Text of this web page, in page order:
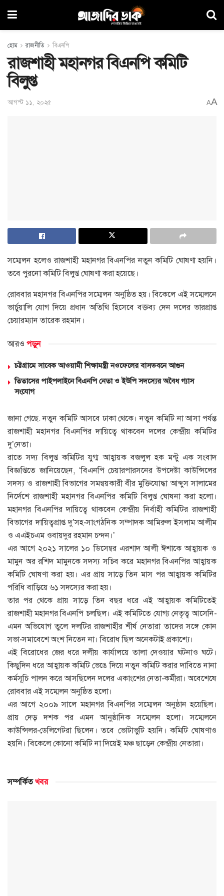
হোম রাজনীতি বিএনপি
রাজশাহী মহানগর বিএনপি কমিটি
বিলুপ্ত
আগস্ট ১১, ২০২৫ AA
সম্মেলন হলেও রাজশাহী মহানগর বিএনপির নতুন কমিটি ঘোষণা হয়নি।
তবে পুরনো কমিটি বিলুপ্ত ঘোষণা করা হয়েছে।
রোববার মহানগর বিএনপির সম্মেলন অনুষ্ঠিত হয়। বিকেলে এই সম্মেলনে
ভার্চুয়ালি যোগ দিয়ে প্রধান অতিথি হিসেবে বক্তব্য দেন দলের ভারপ্রাপ্ত
চেয়ারম্যান তারেক রহমান।
আরও পড়ুন
চট্টগ্রামে সাবেক আওয়ামী শিক্ষামন্ত্রী নওফেলের বাসভবনে আগুন
তিতাসের পাইপলাইনে বিএনপি নেতা ও ইউপি সদস্যের অবৈধ গ্যাস
সংযোগ
জানা গেছে. নতুন কমিটি আসবে ঢাকা থেকে। নতুন কমিটি না আসা পর্যন্ত
রাজশাহী মহানগর বিএনপির দায়িত্বে থাকবেন দলের কেন্দ্রীয় কমিটির
দু’নেতা।
রাতে সদ্য বিলুপ্ত কমিটির যুগ্ম আহ্বায়ক বজলুল হক মন্টু এক সংবাদ
বিজ্ঞপ্তিতে জানিয়েছেন, ‘বিএনপি চেয়ারপারসনের উপদেষ্টা কাউন্সিলের
সদস্য ও রাজশাহী বিভাগের সমন্বয়কারী বীর মুক্তিযোদ্ধা আব্দুস সালামের
নির্দেশে রাজশাহী মহানগর বিএনপির কমিটি বিলুপ্ত ঘোষনা করা হলো।
মহানগর বিএনপির দায়িত্বে থাকবেন কেন্দ্রীয় নির্বাহী কমিটির রাজশাহী
বিভাগের দায়িত্বপ্রাপ্ত দু’সহ-সাংগঠনিক সম্পাদক আমিরুল ইসলাম আলীম
ও এএইচএম ওবায়দুর রহমান চন্দন।’
এর আগে ২০২১ সালের ১০ ডিসেম্বর এরশাদ আলী ঈশাকে আহ্বায়ক ও
মামুন অর রশিদ মামুনকে সদস্য সচিব করে মহানগর বিএনপির আহ্বায়ক
কমিটি ঘোষণা করা হয়। এর প্রায় সাড়ে তিন মাস পর আহ্বায়ক কমিটির
পরিধি বাড়িয়ে ৬১ সদস্যের করা হয়।
তার পর থেকে প্রায় সাড়ে তিন বছর ধরে এই আহ্বায়ক কমিটিতেই
রাজশাহী মহানগর বিএনপি চলছিল। এই কমিটিতে যোগ্য নেতৃত্ব আসেনি-
এমন অভিযোগ তুলে দলটির রাজশাহীর শীর্ষ নেতারা তাদের সঙ্গে কোন
সভা-সমাবেশে অংশ নিতেন না। বিরোধ ছিল অনেকটাই প্রকাশ্যে।
এই বিরোধের জের ধরে দলীয় কার্যালয়ে তালা দেওয়ার ঘটনাও ঘটে।
কিছুদিন ধরে আহ্বায়ক কমিটি ভেঙে দিয়ে নতুন কমিটি করার দাবিতে নানা
কর্মসূচি পালন করে আসছিলেন দলের একাংশের নেতা-কর্মীরা। অবেশেষে
রোববার এই সম্মেলন অনুষ্ঠিত হলো।
এর আগে ২০০৯ সালে মহানগর বিএনপির সম্মেলন অনুষ্ঠান হয়েছিল।
প্রায় দেড় দশক পর এমন আনুষ্ঠানিক সম্মেলন হলো। সম্মেলনে
কাউন্সিলর-ডেলিগেটরা ছিলেন। তবে ভোটাভুটি হয়নি। কমিটি ঘোষণাও
হয়নি। বিকেলে কোনো কমিটি না দিয়েই মঞ্চ ছাড়েন কেন্দ্রীয় নেতারা।
সম্পর্কিতখবর